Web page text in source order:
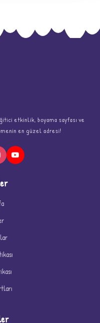
etkinlik, boyama sayfası ve
en güzel adresi!